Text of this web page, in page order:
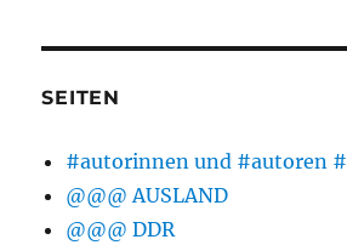
SEITEN
#autorinnen und #autoren #
@@@ AUSLAND
@@@ DDR